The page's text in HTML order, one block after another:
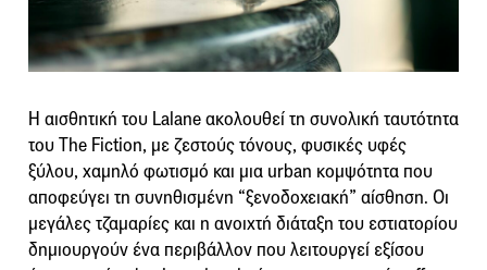
Η αισθητική του Lalane ακολουθεί τη συνολική ταυτότητα
του The Fiction, με ζεστούς τόνους, φυσικές υφές
ξύλου, χαμηλό φωτισμό και μια urban κομψότητα που
αποφεύγει τη συνηθισμένη “ξενοδοχειακή” αίσθηση. Οι
μεγάλες τζαμαρίες και η ανοιχτή διάταξη του εστιατορίου
δημιουργούν ένα περιβάλλον που λειτουργεί εξίσου